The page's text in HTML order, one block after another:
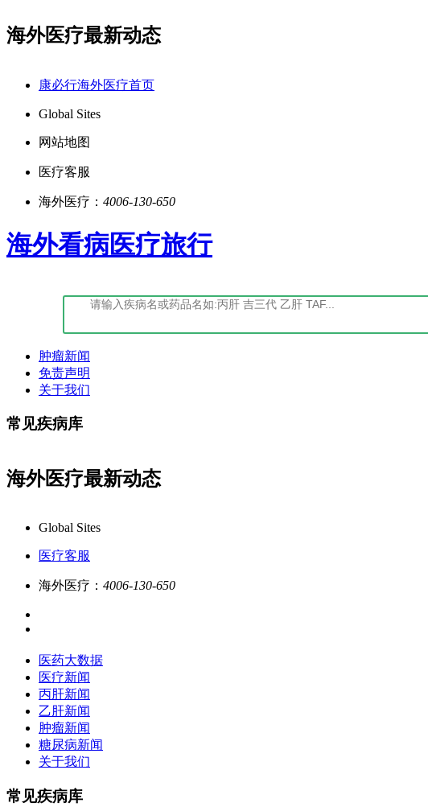
海外医疗最新动态
康必行海外医疗首页
Global Sites
网站地图
医疗客服
海外医疗： 4006-130-650
海外看病医疗旅行
肿瘤新闻
免责声明
关于我们
常见疾病库
海外医疗最新动态
Global Sites
医疗客服
海外医疗： 4006-130-650
医药大数据
医疗新闻
丙肝新闻
乙肝新闻
肿瘤新闻
糖尿病新闻
关于我们
常见疾病库